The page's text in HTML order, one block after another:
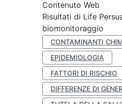
Contenuto Web
Risultati di Life
biomonitoraggio
CONTAMINANTI
EPIDEMIOLOGIA
FATTORI DI RISCHIO
DIFFERENZE DI